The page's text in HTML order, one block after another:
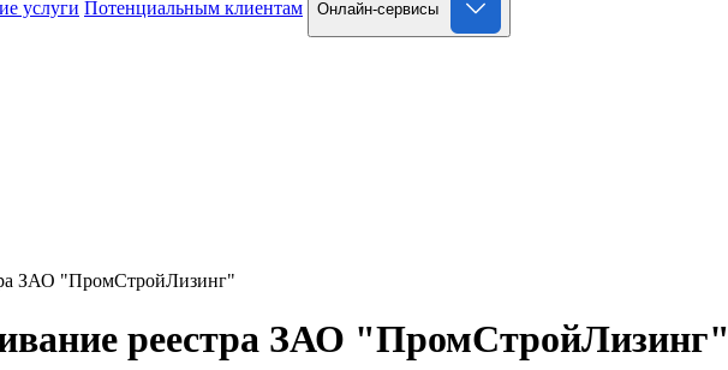
услуги Потенциальным клиентам Онлайн-сервисы
ЗАО "ПромСтройЛизинг"
реестра ЗАО "ПромСтройЛизинг"